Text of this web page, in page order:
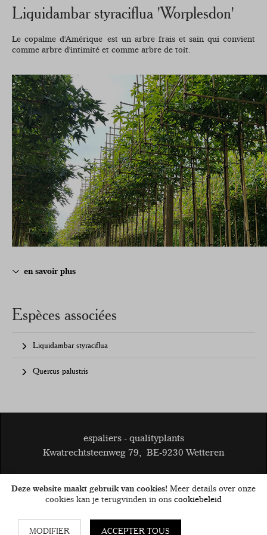
Liquidambar styraciflua 'Worplesdon'
Le copalme d'Amériqueest un arbre frais et sain qui convient
comme arbre d'intimité et comme arbre de toit.
en savoir plus
Espèces associées
Liquidambar styraciflua
Quercus palustris
espaliers - qualityplants
Kwatrechtsteenweg 79
BE-9230 Wetteren
© 2026 BE 0808.403.047
Conditions générales
Disclaimer Cookies privacy
Deze website maakt gebruik van cookies! Meer details over onze
cookies kan je terugvinden in ons cookiebeleid
MODIFIER ACCEPTER TOUS